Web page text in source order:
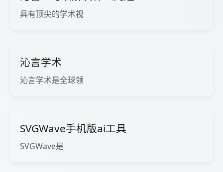
具有顶尖的学术视
沁言学术
沁言学术是全球领
SVGWave手机版ai工具
SVGWave是